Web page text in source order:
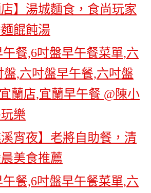
店】湯城麵食，食尚玩家
餛飩湯
溪宵夜】老將自助餐，清
美食推薦